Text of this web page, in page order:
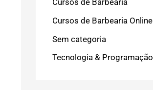
Cursos de Barbearia
Cursos de Barbearia Online
Sem categoria
Tecnologia & Programação